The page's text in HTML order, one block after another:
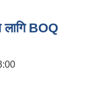
लागि BOQ